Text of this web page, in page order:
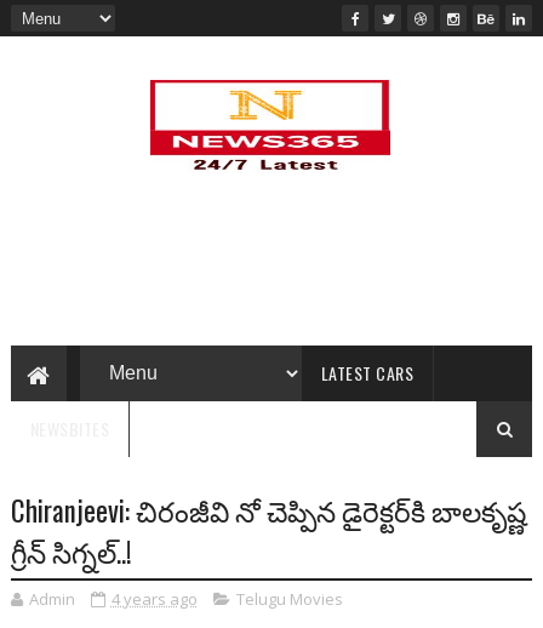
LATEST CARS
Chiranjeevi: చిరంజీవి నో చెప్పిన డైరెక్టర్‌కి బాలకృష్ణ
గ్రీన్ సిగ్నల్..!
Admin 4 years ago Telugu Movies